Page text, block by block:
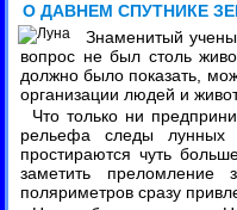
О ДАВНЕМ СПУТНИКЕ
Знаменитый
вопрос не был столь
должно было показать,
организации людей и
Что только ни
рельефа следы лунных
простираются чуть
заметить
поляриметров сразу